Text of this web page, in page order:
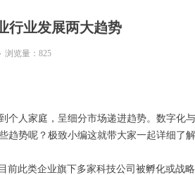
行业发展两大趋势
个人家庭，呈细分市场递进趋势。数字化
趋势呢？极致小编这就带大家一起详细了解
前此类企业旗下多家科技公司被孵化或战
浏览量： 825